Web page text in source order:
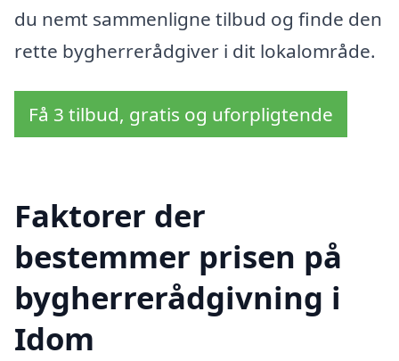
du nemt sammenligne tilbud og finde den
rette bygherrerådgiver i dit lokalområde.
Få 3 tilbud, gratis og uforpligtende
Faktorer der
bestemmer prisen på
bygherrerådgivning i
Idom